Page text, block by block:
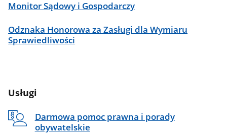
Monitor Sądowy i Gospodarczy
Odznaka Honorowa za Zasługi dla Wymiaru
Sprawiedliwości
Usługi
Darmowa pomoc prawna i porady
obywatelskie